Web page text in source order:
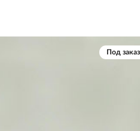
Под заказ